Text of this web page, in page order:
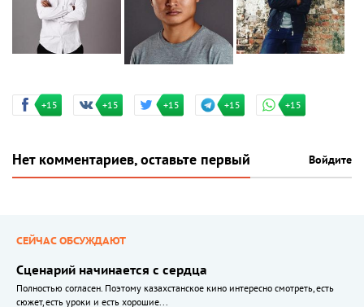
+15 +15 +15 +15 +15
Нет комментариев, оставьте первый Войдите
СЕЙЧАС ОБСУЖДАЮТ
Сценарий начинается с сердца
Полностью согласен. Поэтому казахстанское кино интересно смотреть, есть
сюжет, есть уроки и есть хорошие...